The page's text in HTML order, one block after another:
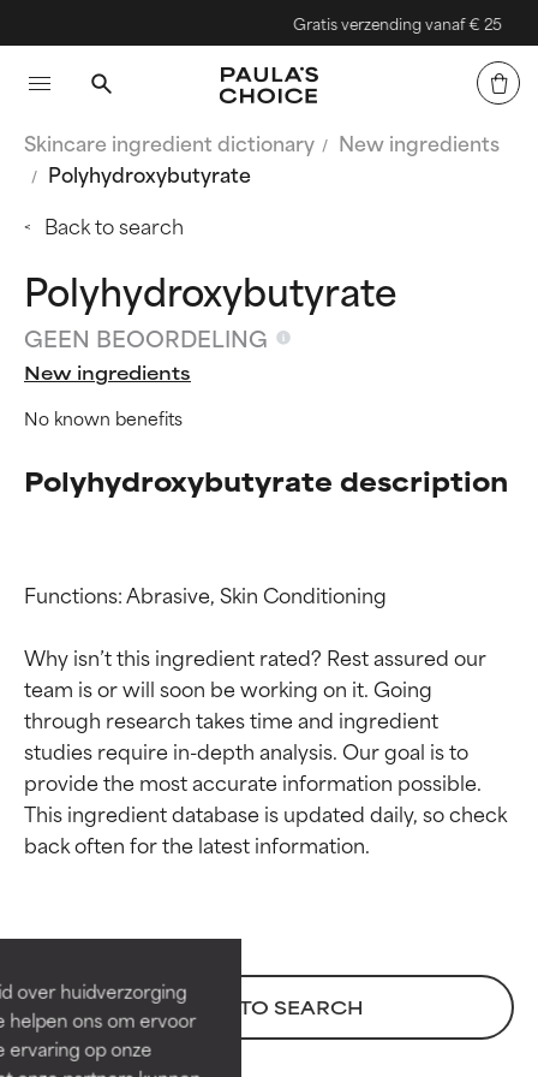
over huidverzorging
helpen ons om ervoor
ervaring op onze
Gratis verzending vanaf € 25
Skincare ingredient dictionary
New ingredients
Polyhydroxybutyrate
Back to search
Polyhydroxybutyrate
GEEN BEOORDELING
New ingredients
No known benefits
Polyhydroxybutyrate description
Functions: Abrasive, Skin Conditioning
Why isn’t this ingredient rated? Rest assured our
team is or will soon be working on it. Going
through research takes time and ingredient
studies require in-depth analysis. Our goal is to
provide the most accurate information possible.
This ingredient database is updated daily, so check
BACK TO SEARCH
Beoordelingen van
Bewezen en ondersteund door
onafhankelijk onderzoek.
Uitstekend actief ingrediënt
voor de meeste huidtypen of
Beoordelingen van
Bewezen en ondersteund door
onafhankelijk onderzoek.
Uitstekend actief ingrediënt
voor de meeste huidtypen of